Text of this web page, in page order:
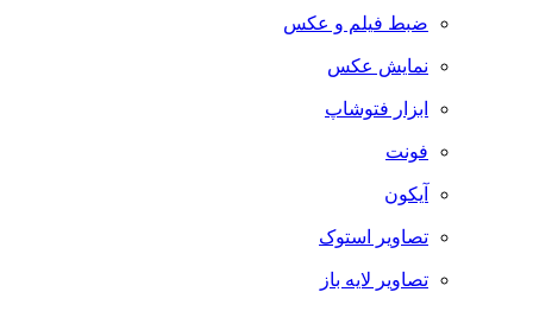
ضبط فيلم و عكس
نمایش عکس
ابزار فتوشاپ
فونت
آیکون
تصاویر استوک
تصاویر لایه باز